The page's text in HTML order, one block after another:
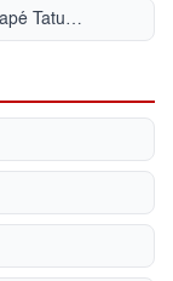
Condomínio Residencial Quintas do Tatuapé Tatuapé